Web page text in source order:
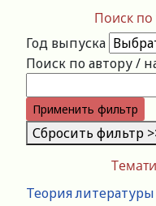
Теория литературы
Поиск по
Год выпуска
Поиск по автору /
Применить фильтр